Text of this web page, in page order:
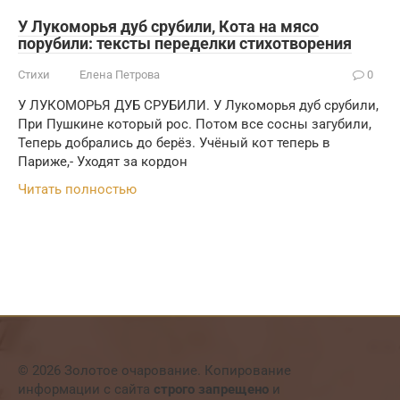
У Лукоморья дуб срубили, Кота на мясо
порубили: тексты переделки стихотворения
Стихи Елена Петрова 0
У ЛУКОМОРЬЯ ДУБ СРУБИЛИ. У Лукоморья дуб срубили,
При Пушкине который рос. Потом все сосны загубили,
Теперь добрались до берёз. Учёный кот теперь в
Париже,- Уходят за кордон
Читать полностью
© 2026 Золотое очарование. Копирование
информации с сайта строго запрещено и